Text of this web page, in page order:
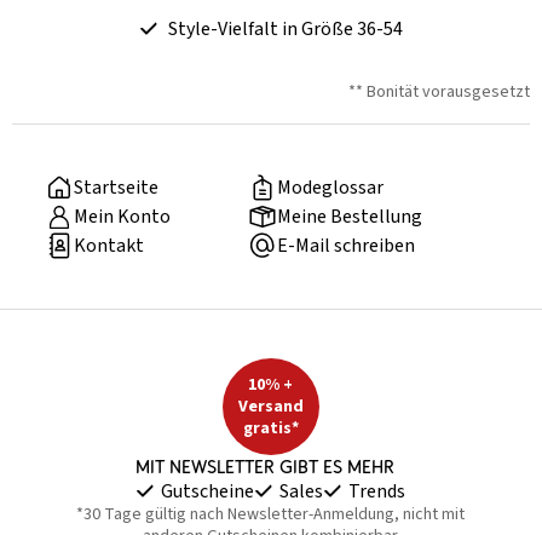
Style-Vielfalt in Größe 36-54
** Bonität vorausgesetzt
Startseite
Modeglossar
Mein Konto
Meine Bestellung
Kontakt
E-Mail schreiben
10% +
Versand
gratis*
Mit Newsletter gibt es mehr
Gutscheine Sales Trends
*30 Tage gültig nach Newsletter-Anmeldung, nicht mit